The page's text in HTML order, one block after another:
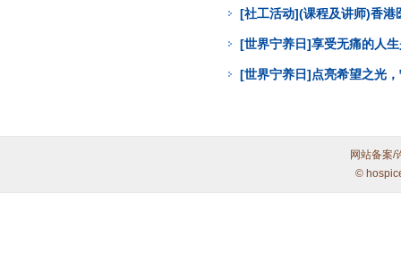
[社工活动](课程及讲师)香
[世界宁养日]享受无痛的人
[世界宁养日]点亮希望之光
网站备案/
©